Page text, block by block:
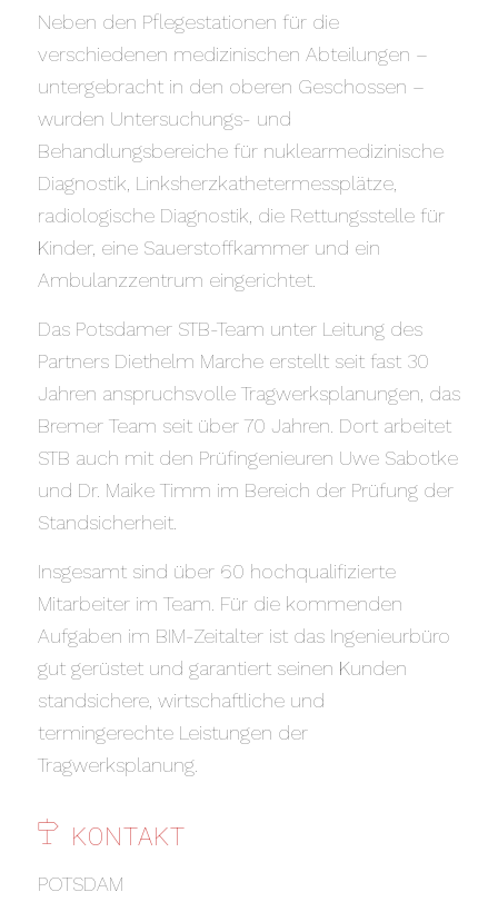
Neben den Pflegestationen für die
verschiedenen medizinischen Abteilungen –
untergebracht in den oberen Geschossen –
wurden Untersuchungs- und
Behandlungsbereiche für nuklearmedizinische
Diagnostik, Linksherzkathetermessplätze,
radiologische Diagnostik, die Rettungsstelle für
Kinder, eine Sauerstoffkammer und ein
Ambulanzzentrum eingerichtet.
Das Potsdamer STB-Team unter Leitung des
Partners Diethelm Marche erstellt seit fast 30
Jahren anspruchsvolle Tragwerksplanungen, das
Bremer Team seit über 70 Jahren. Dort arbeitet
STB auch mit den Prüfingenieuren Uwe Sabotke
und Dr. Maike Timm im Bereich der Prüfung der
Standsicherheit.
Insgesamt sind über 60 hochqualifizierte
Mitarbeiter im Team. Für die kommenden
Aufgaben im BIM-Zeitalter ist das Ingenieurbüro
gut gerüstet und garantiert seinen Kunden
standsichere, wirtschaftliche und
termingerechte Leistungen der
Tragwerksplanung.
KONTAKT
POTSDAM